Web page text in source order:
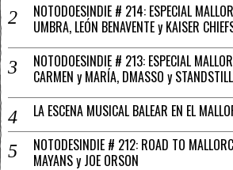
NOTODOESINDIE # 214: ESPECIAL
UMBRA, LEÓN BENAVENTE y KAISER
NOTODOESINDIE # 213: ESPECIAL
CARMEN y MARÍA, DMASSO y STANDSTILL
LA ESCENA MUSICAL BALEAR EN EL
NOTODESINDIE # 212: ROAD TO
MAYANS y JOE ORSON